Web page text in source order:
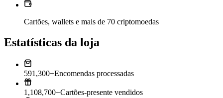
Cartões, wallets e mais de 70 criptomoedas
Estatísticas da loja
591,300+Encomendas processadas
1,108,700+Cartões-presente vendidos